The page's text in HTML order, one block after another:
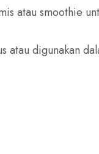
atau smoothie
digunakan